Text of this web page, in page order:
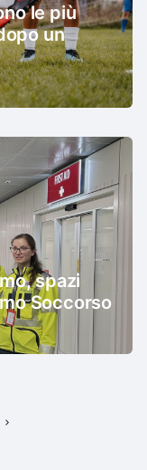
le più
un
spazi
Soccorso